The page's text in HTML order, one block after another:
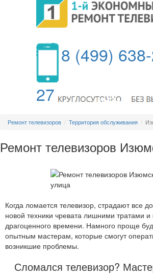
8 (499)
27
МЕНЮ
Ремонт телевизоров Территория обслуживания
Ремонт телевизоров
Когда ломается телевизор, страдают все
новой техники чревата лишними тратами и
драгоценного времени. Намного проще
опытным мастерам, которые смогут
возникшие проблемы.
Сломался телевизор?